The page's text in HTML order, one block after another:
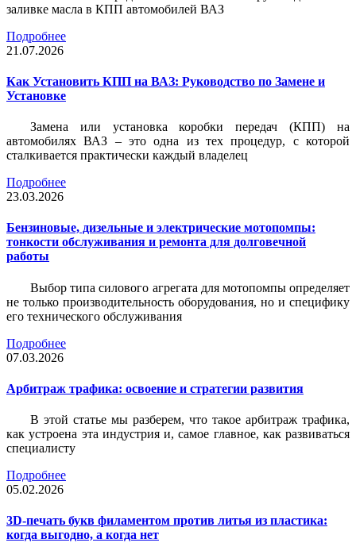
заливке масла в КПП автомобилей ВАЗ
Подробнее
21.07.2026
Как Установить КПП на ВАЗ: Руководство по Замене и
Установке
Замена или установка коробки передач (КПП) на
автомобилях ВАЗ – это одна из тех процедур, с которой
сталкивается практически каждый владелец
Подробнее
23.03.2026
Бензиновые, дизельные и электрические мотопомпы:
тонкости обслуживания и ремонта для долговечной
работы
Выбор типа силового агрегата для мотопомпы определяет
не только производительность оборудования, но и специфику
его технического обслуживания
Подробнее
07.03.2026
Арбитраж трафика: освоение и стратегии развития
В этой статье мы разберем, что такое арбитраж трафика,
как устроена эта индустрия и, самое главное, как развиваться
специалисту
Подробнее
05.02.2026
3D-печать букв филаментом против литья из пластика:
когда выгодно, а когда нет